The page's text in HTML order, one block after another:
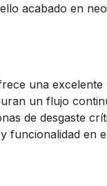
acabado en
una
un flujo
de desgaste
funcionalidad en